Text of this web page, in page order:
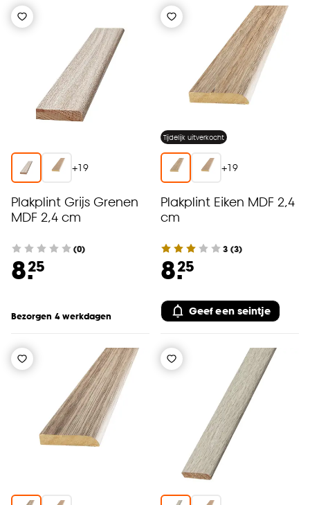
+19
Plakplint Grijs Grenen
MDF 2,4 cm
(0)
8.25
Bezorgen 4 werkdagen
Tijdelijk uitverkocht
+19
Plakplint Eiken MDF 2,4
cm
3 (3)
8.25
Geef een seintje